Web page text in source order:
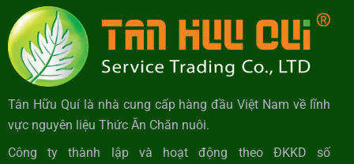
Tân Hữu Quí là nhà cung cấp hàng đầu Việt Nam về lĩnh
vực nguyên liệu Thức Ăn Chăn nuôi.
Công ty thành lập và hoạt động theo ĐKKD số